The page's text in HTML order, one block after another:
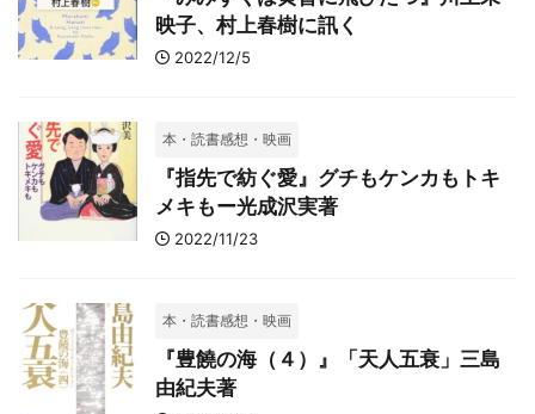
映子、村上春樹に訊く
2022/12/5
本・読書感想・映画
『指先で紡ぐ愛』グチもケンカもトキ
メキもー光成沢実著
2022/11/23
本・読書感想・映画
『豊饒の海（４）』「天人五衰」三島
由紀夫著